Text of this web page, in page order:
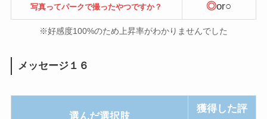
写真ってパークで撮ったやつですか？ ◎or○
※好感度100%のため上昇率がわかりませんでした
メッセージ１６
選んだ選択肢
獲得した評